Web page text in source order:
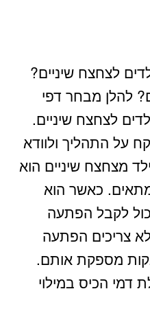
לצחצח שיניים?
להלן מבחר דפי
לצחצח שיניים.
על התהליך ולוודא
מצחצח שיניים הוא
כאשר הוא
לקבל הפתעה
צריכים הפתעה
מספקת אותם.
דמי הכיס במילוי